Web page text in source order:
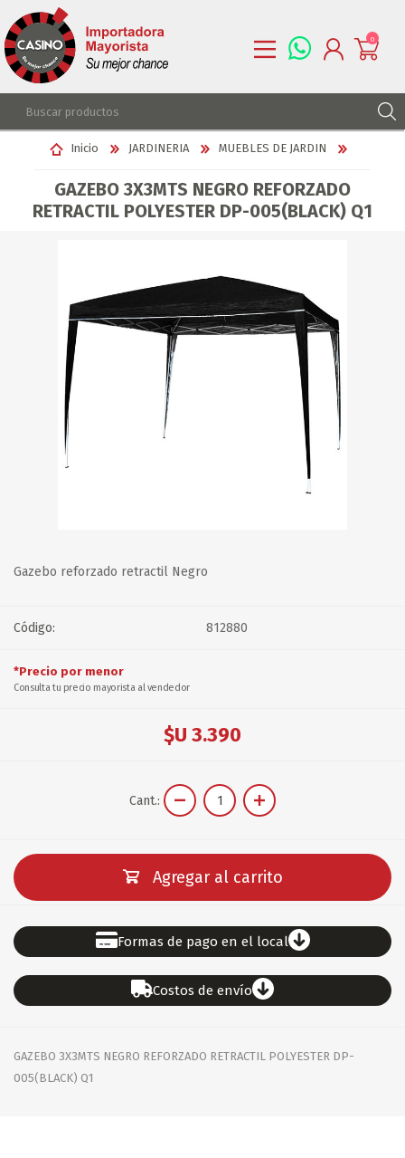
REGISTRARSE
LISTA DE DESEOS
0
Inicio JARDINERIA MUEBLES DE JARDIN
GAZEBO 3X3MTS NEGRO REFORZADO
RETRACTIL POLYESTER DP-005(BLACK) Q1
Gazebo reforzado retractil Negro
Código: 812880
*Precio por menor
Consulta tu precio mayorista al vendedor
$U 3.390
Cant.:
Agregar al carrito
Formas de pago en el local
Costos de envío
GAZEBO 3X3MTS NEGRO REFORZADO RETRACTIL POLYESTER DP-
005(BLACK) Q1